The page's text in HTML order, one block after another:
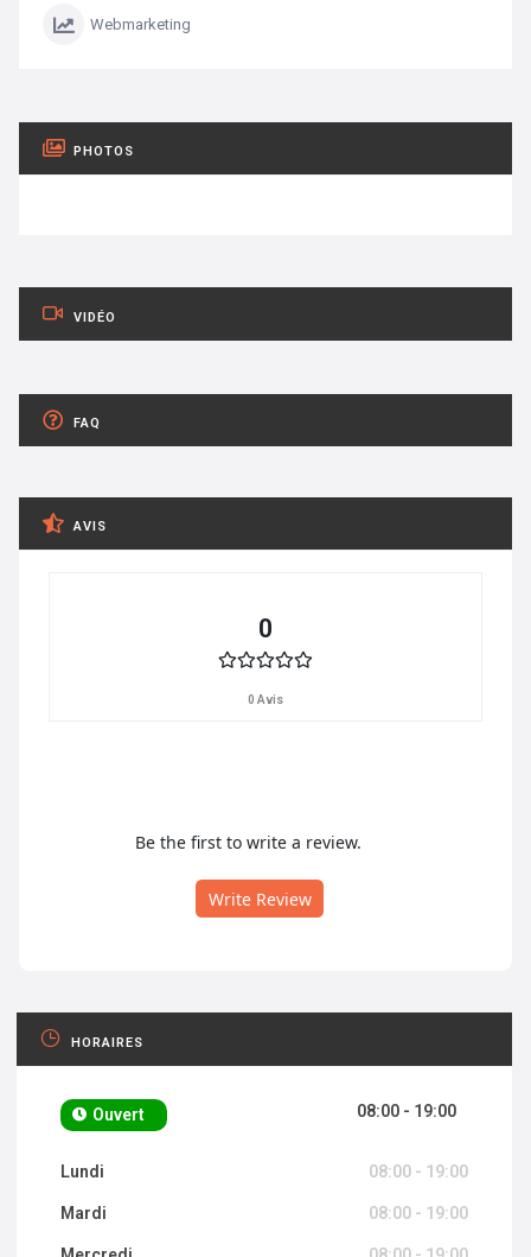
Webmarketing
PHOTOS
VIDÉO
FAQ
AVIS
0
0 Avis
Be the first to write a review.
Write Review
HORAIRES
Ouvert 08:00 - 19:00
Lundi 08:00 - 19:00
Mardi 08:00 - 19:00